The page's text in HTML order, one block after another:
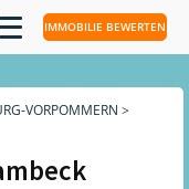
IMMOBILIE BEWERTEN
VORPOMMERN >